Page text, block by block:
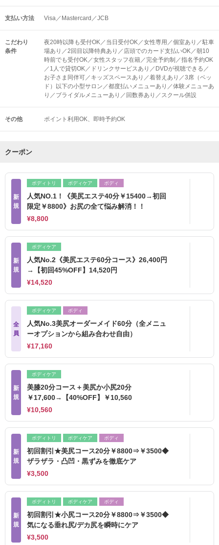
支払い方法 Visa／Mastercard／JCB
こだわり
条件
夜20時以降も受付OK／当日受付OK／女性専用／個室あり／駐車
場あり／2回目以降特典あり／店頭でのカード支払いOK／朝10
時前でも受付OK／女性スタッフ在籍／完全予約制／指名予約OK
／1人で貸切OK／ドリンクサービスあり／DVDが視聴できる／
お子さま同伴可／キッズスペースあり／着替えあり／3席（ベッ
ド）以下の小型サロン／都度払いメニューあり／体験メニューあ
り／ブライダルメニューあり／回数券あり／スクール併設
その他 ポイント利用OK 即時予約OK
クーポン
新
規
ボディトリ ボディケア ボディ
人気NO.1！《美尻エステ40分￥15400→初回
限定￥8800》お尻の全て悩み解消！！
¥8,800
新
規
ボディケア
人気No.2《美尻エステ60分コース》26,400円
→【初回45%OFF】14,520円
¥14,520
全
員
ボディケア ボディ
人気No.3美尻オーダーメイド60分（全メニュ
ーオプションから組み合わせ自由）
¥17,160
新
規
ボディケア
美膝20分コース＋美尻か小尻20分
￥17,600→【40%OFF】￥10,560
¥10,560
新
規
ボディトリ ボディケア ボディ
初回割引★美尻コース20分￥8800⇒￥3500◆
ザラザラ・凸凹・黒ずみを徹底ケア
¥3,500
新
規
ボディトリ ボディケア ボディ
初回割引★小尻コース20分￥8800⇒￥3500◆
気になる垂れ尻/デカ尻を瞬時にケア
¥3,500